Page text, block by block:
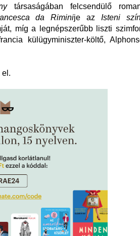
társaságában felcsendülő
da Riminije azIsteni
míg a legnépszerűbb liszti
külügyminiszter-költő,